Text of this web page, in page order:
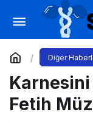
Diğer
Fetih
Steven
dalda Oscar
Yorum Yap